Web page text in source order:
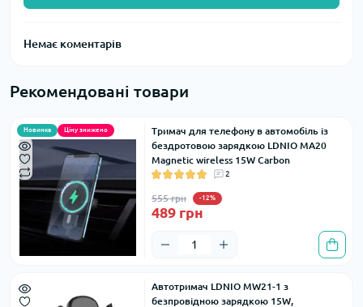
Немає коментарів
Рекомендовані товари
Новинка Ціну знижено
Тримач для телефону в автомобіль із
бездротовою зарядкою LDNIO MA20
Magnetic wireless 15W Carbon
2
555 грн -12%
489 грн
Автотримач LDNIO MW21-1 з
безпровідною зарядкою 15W,